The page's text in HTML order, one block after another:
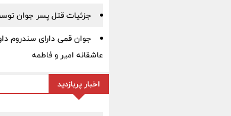
جزئیات قتل پسر جوان
جوان قمی دارای سندروم
عاشقانه امیر و فاطمه
اخبار پربازدید